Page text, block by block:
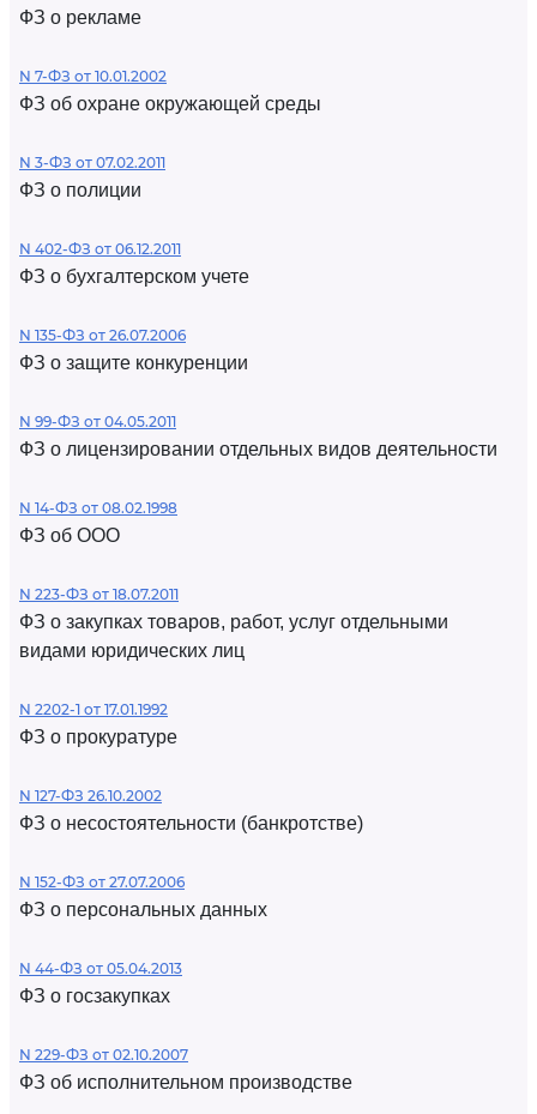
ФЗ о рекламе
N 7-ФЗ от 10.01.2002
ФЗ об охране окружающей среды
N 3-ФЗ от 07.02.2011
ФЗ о полиции
N 402-ФЗ от 06.12.2011
ФЗ о бухгалтерском учете
N 135-ФЗ от 26.07.2006
ФЗ о защите конкуренции
N 99-ФЗ от 04.05.2011
ФЗ о лицензировании отдельных видов деятельности
N 14-ФЗ от 08.02.1998
ФЗ об ООО
N 223-ФЗ от 18.07.2011
ФЗ о закупках товаров, работ, услуг отдельными
видами юридических лиц
N 2202-1 от 17.01.1992
ФЗ о прокуратуре
N 127-ФЗ 26.10.2002
ФЗ о несостоятельности (банкротстве)
N 152-ФЗ от 27.07.2006
ФЗ о персональных данных
N 44-ФЗ от 05.04.2013
ФЗ о госзакупках
N 229-ФЗ от 02.10.2007
ФЗ об исполнительном производстве